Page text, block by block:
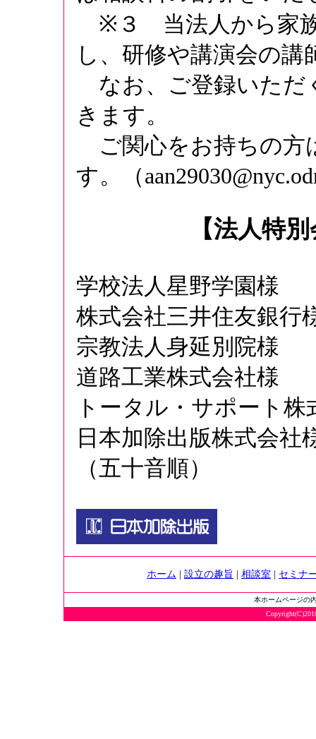
※３ 当法人から家族
し、研修や講演会の講
なお、ご登録いただ
きます。
ご関心をお持ちの方
す。（
【法人特
学校法人星野学園様
株式会社三井住友銀行
宗教法人身延別院様
道路工業株式会社様
トータル・サポート株
日本加除出版株式会社
（五十音順）
ホーム 設立の趣旨 相談室 セミナ
本ホームページの